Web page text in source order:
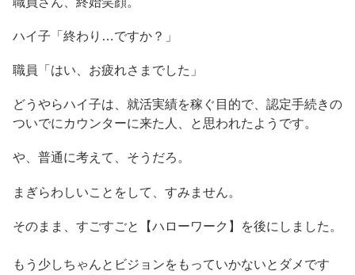
ハイ子「終わり…ですか？」
職員「はい、お疲れさまでした」
どうやらハイ子は、就活実績を稼ぐ目的で、認定手続きの
ついでにカウンターに来た人、と思われたようです。
や、普通に考えて、そうだろ。
まぎらわしいことをして、すみません。
そのまま、すごすごと【ハローワーク】を後にしました。
もう少しちゃんとビジョンをもっていかないとダメです